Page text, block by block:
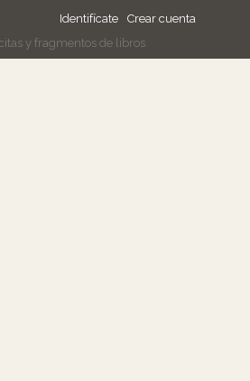
Identifícate Crear cuenta
y fragmentos de libros